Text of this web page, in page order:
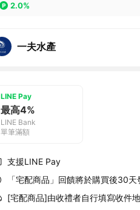
2.0%
一夫水產
LINE Pay
最高4%
LINE Bank
單筆滿額
支援LINE Pay
「宅配商品」回饋將於購買後30
[宅配商品]由收禮者自行填寫收件